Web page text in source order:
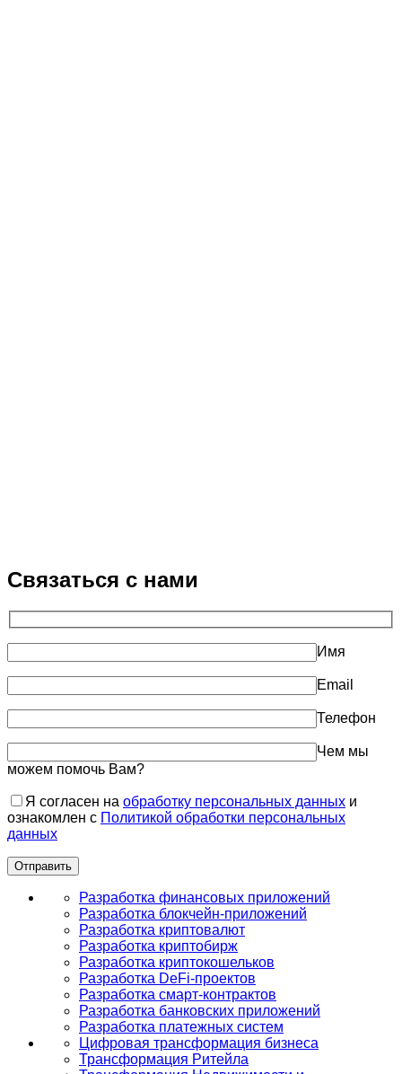
Связаться с нами
Имя
Email
Телефон
Чем мы
можем помочь Вам?
Я согласен на обработку персональных данных и
ознакомлен с Политикой обработки персональных
данных
Разработка финансовых приложений
Разработка блокчейн-приложений
Разработка криптовалют
Разработка криптобирж
Разработка криптокошельков
Разработка DeFi-проектов
Разработка смарт-контрактов
Разработка банковских приложений
Разработка платежных систем
Цифровая трансформация бизнеса
Трансформация Ритейла